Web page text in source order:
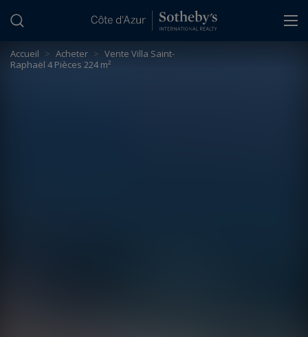
Accueil > Acheter > Vente Villa Saint-
Raphaël 4 Pièces 224 m²